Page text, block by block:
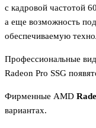
с кадровой частотой
а еще возможность
обеспечиваемую
Профессиональные
Radeon Pro SSG
Фирменные AMD
вариантах.